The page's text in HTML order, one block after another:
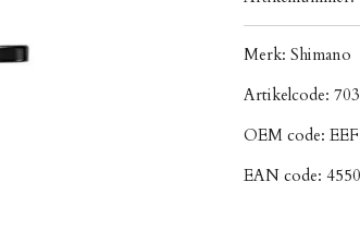
Merk: Shimano
Artikelcode:
OEM code:
EAN code: